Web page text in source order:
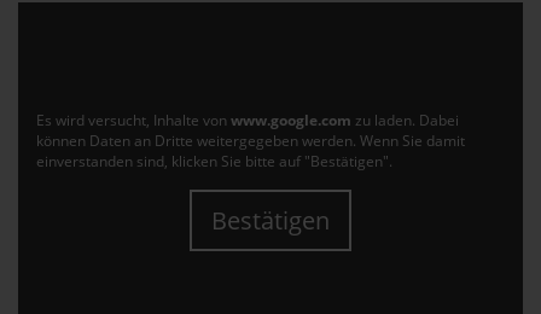
Es wird versucht, Inhalte von www.google.com zu laden. Dabei
können Daten an Dritte weitergegeben werden. Wenn Sie damit
einverstanden sind, klicken Sie bitte auf "Bestätigen".
Bestätigen